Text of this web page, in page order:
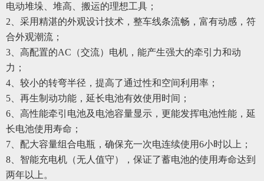
电动堆垛、堆高、搬运的理想工具；
2、采用精湛的外观设计技术，整车线条流畅，富有动感，符
合外观潮流；
3、高配置的AC（交流）电机，能产生强大的牵引力和动
力；
4、较小的转弯半径，提高了通过性和空间利用率；
5、再生制动功能，延长电池有效使用时间；
6、高性能牵引电池及电池容量显示，更能发挥电池性能，延
长电池使用寿命；
7、配大容量组合电瓶，确保充一次电连续使用6小时以上；
8、智能充电机（无人值守），保证了蓄电池的使用寿命达到
两年以上。